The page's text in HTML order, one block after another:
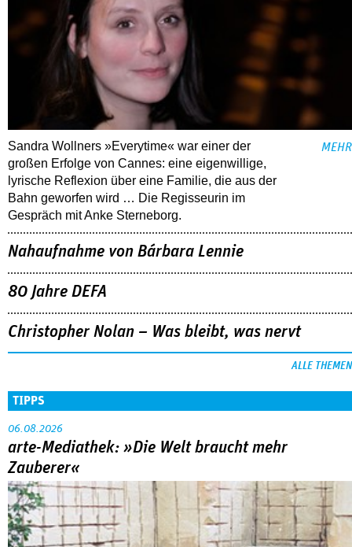
Sandra Wollners »Everytime« war einer der
großen Erfolge von Cannes: eine eigenwillige,
lyrische Reflexion über eine ­Familie, die aus der
Bahn geworfen wird … Die Regisseurin im
Gespräch mit Anke Sterneborg.
MEHR
Nahaufnahme von Bárbara Lennie
80 Jahre DEFA
Christopher Nolan – Was bleibt, was nervt
ALLE THEMEN
TIPPS
06.08.2026
arte-Mediathek: »Die Welt braucht mehr
Zauberer«